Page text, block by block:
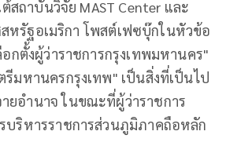
ถาบันวิจัย MAST Center และ
หรัฐอเมริกา โพสต์เฟซบุ๊กในหัวข้อ
กตั้งผู้ว่าราชการกรุงเทพมหานคร"
รีมหานครกรุงเทพ" เป็นสิ่งที่เป็นไป
ยอำนาจ ในขณะที่ผู้ว่าราชการ
บริหารราชการส่วนภูมิภาคถือหลัก